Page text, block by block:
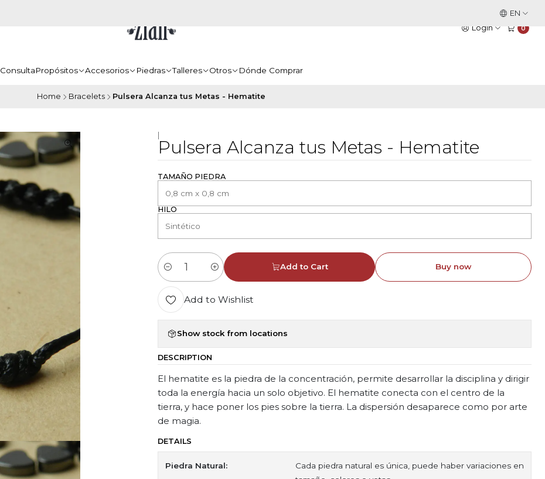
Login 0
ConsultaPropósitos Accesorios Piedras Talleres Otros Dónde Comprar
EN
Home Bracelets Pulsera Alcanza tus Metas - Hematite
Pulsera Alcanza tus Metas - Hematite
TAMAÑO PIEDRA
HILO
Quantity
Add to Cart Buy now
Add to Wishlist
Show stock from locations
DESCRIPTION
El hematite es la piedra de la concentración, permite desarrollar la disciplina y dirigir
toda la energía hacia un solo objetivo. El hematite conecta con el centro de la
tierra, y hace poner los pies sobre la tierra. La dispersión desaparece como por arte
de magia.
DETAILS
Piedra Natural:
Cada piedra natural es única, puede haber variaciones en